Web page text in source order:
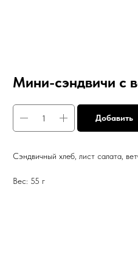
Мини-сэндвичи с
Добавить
Сэндвичный хлеб, лист салата,
Вес: 55 г